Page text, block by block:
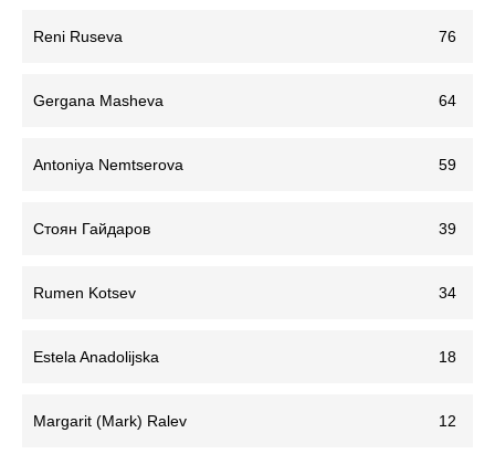
Reni Ruseva 76
Gergana Masheva 64
Antoniya Nemtserova 59
Стоян Гайдаров 39
Rumen Kotsev 34
Estela Anadolijska 18
Margarit (Mark) Ralev 12